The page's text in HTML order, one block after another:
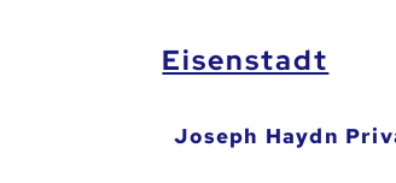
Eisenstadt
Joseph Haydn